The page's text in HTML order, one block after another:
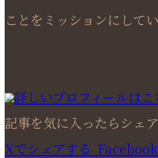
ことをミッションにしてい
詳しいプロフィールはこ
記事を気に入ったらシェ
Xでシェアする